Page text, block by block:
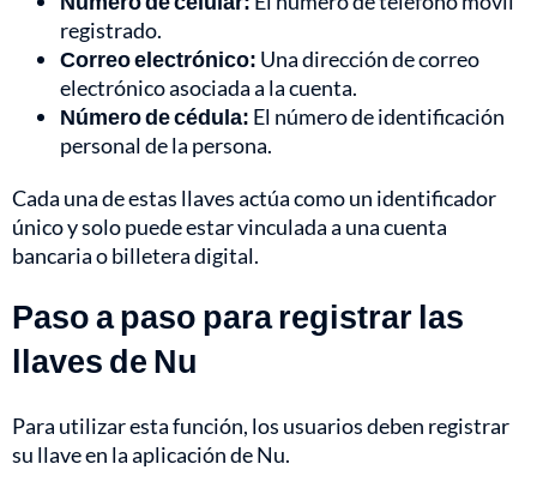
registrado.
Correo electrónico: Una dirección de correo
electrónico asociada a la cuenta.
Número de cédula: El número de identificación
personal de la persona.
Cada una de estas llaves actúa como un identificador
único y solo puede estar vinculada a una cuenta
bancaria o billetera digital.
Paso a paso para registrar las
llaves de Nu
Para utilizar esta función, los usuarios deben registrar
su llave en la aplicación de Nu.